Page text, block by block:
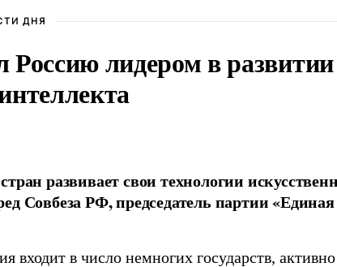
ДНЯ
Россию лидером в развитии
развивает свои технологии
Совбеза РФ, председатель партии
входит в число немногих государств, активно